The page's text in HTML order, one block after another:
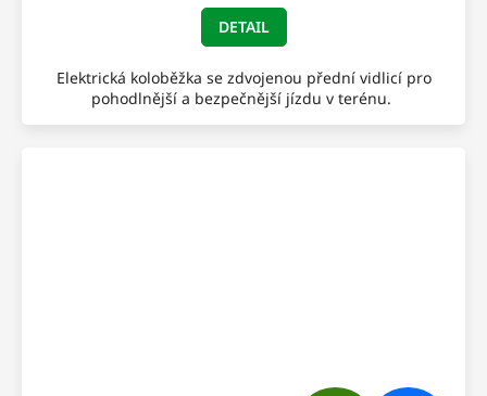
DETAIL
Elektrická koloběžka se zdvojenou přední vidlicí pro
pohodlnější a bezpečnější jízdu v terénu.